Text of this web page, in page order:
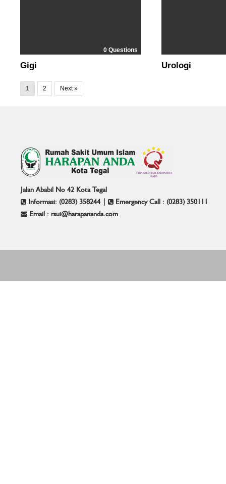
0 Questions
Gigi Urologi
1 2 Next »
Jalan Ababil No 42 Kota Tegal
Informasi: (0283) 358244 |
Emergency Call : (0283) 350111
Email : rsui@harapananda.com